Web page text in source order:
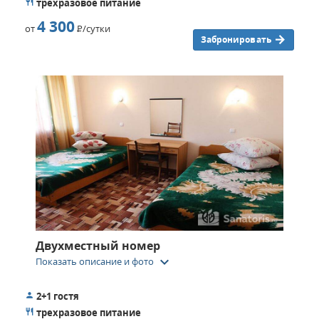
Комфортное проживание, компетентный, внимательный
персонал, исцеляющий воздух и прекрасные пейзажи –
здоровья.
трехразовое питание
от4 300Р/сутки
Забронировать
Двухместный номер
Показать описание и фото keyboard_arrow_down
2+1 гостя
трехразовое питание